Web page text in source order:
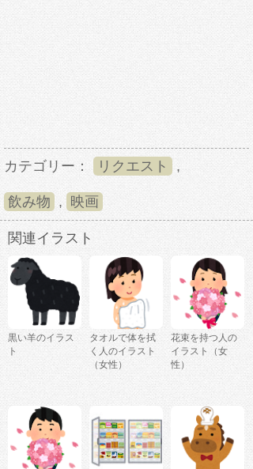
カテゴリー： リクエスト ,
飲み物 , 映画
関連イラスト
黒い羊のイラス
ト
タオルで体を拭
く人のイラスト
（女性）
花束を持つ人の
イラスト（女
性）